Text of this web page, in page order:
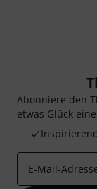
Abonniere den
etwas Glück
E-Mail-